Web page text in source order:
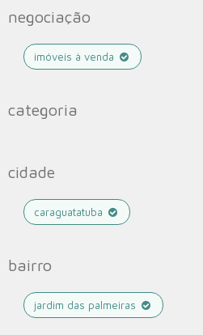
negociação
imóveis à venda
categoria
cidade
caraguatatuba
bairro
jardim das palmeiras